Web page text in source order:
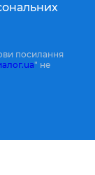
посилання
" не